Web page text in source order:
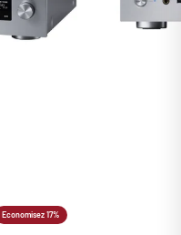
Economisez 17%